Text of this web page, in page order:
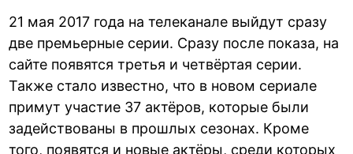
21 мая 2017 года на телеканале выйдут сразу
две премьерные серии. Сразу после показа, на
сайте появятся третья и четвёртая серии.
Также стало известно, что в новом сериале
примут участие 37 актёров, которые были
задействованы в прошлых сезонах. Кроме
того, появятся и новые актёры, среди которых